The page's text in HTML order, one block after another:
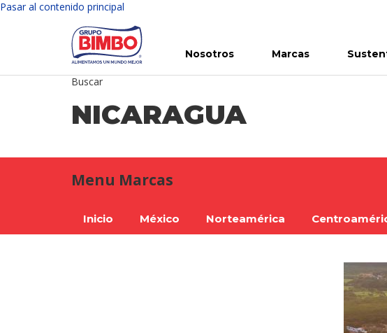
Pasar al contenido principal
Nosotros Marcas
Buscar
NICARAGUA
Menu Marcas
Inicio México Norteamérica